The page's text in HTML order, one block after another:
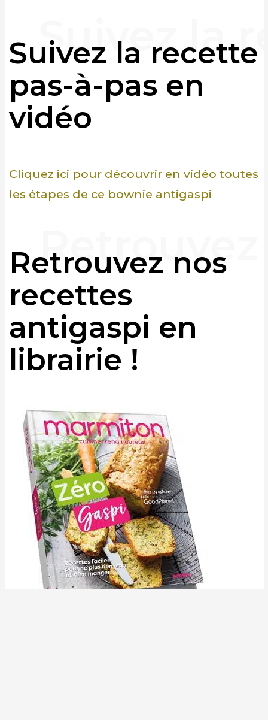
Suivez la recette
pas-à-pas en
vidéo
Cliquez ici pour découvrir en vidéo toutes
les étapes de ce bownie antigaspi
Retrouvez nos
recettes
antigaspi en
librairie !